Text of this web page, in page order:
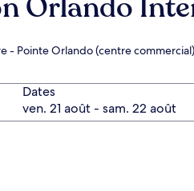
- Pointe Orlando (centre
Dates